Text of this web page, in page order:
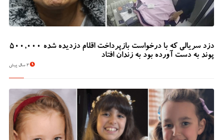
دزد سریالی که با درخواست بازپرداخت اقلام دزدیده شده 500,000
پوند به دست آورده بود به زندان افتاد
2 سال پیش